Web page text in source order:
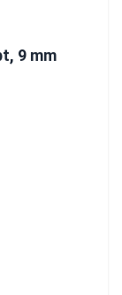
9 mm